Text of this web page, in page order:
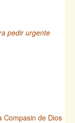
pedir urgente
Compasin de Dios